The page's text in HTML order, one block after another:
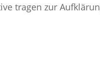
tragen zur